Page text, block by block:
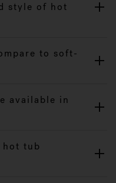
style of hot
to soft-
available in
hot tub